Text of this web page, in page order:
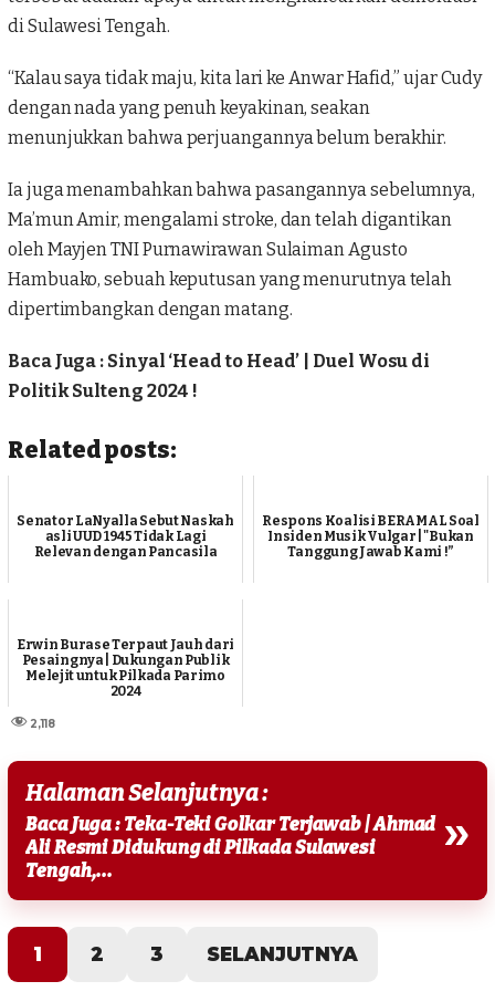
di Sulawesi Tengah.
“Kalau saya tidak maju, kita lari ke Anwar Hafid,” ujar Cudy
dengan nada yang penuh keyakinan, seakan
menunjukkan bahwa perjuangannya belum berakhir.
Ia juga menambahkan bahwa pasangannya sebelumnya,
Ma’mun Amir, mengalami stroke, dan telah digantikan
oleh Mayjen TNI Purnawirawan Sulaiman Agusto
Hambuako, sebuah keputusan yang menurutnya telah
dipertimbangkan dengan matang.
Baca Juga : Sinyal ‘Head to Head’ | Duel Wosu di
Politik Sulteng 2024 !
Related posts:
Senator LaNyalla Sebut Naskah
asli UUD 1945 Tidak Lagi
Relevan dengan Pancasila
Respons Koalisi BERAMAL Soal
Insiden Musik Vulgar | "Bukan
Tanggung Jawab Kami !”
Erwin Burase Terpaut Jauh dari
Pesaingnya | Dukungan Publik
Melejit untuk Pilkada Parimo
2024
2,118
Halaman Selanjutnya :
Baca Juga : Teka-Teki Golkar Terjawab | Ahmad
Ali Resmi Didukung di Pilkada Sulawesi
Tengah,...
»
1 2 3 SELANJUTNYA